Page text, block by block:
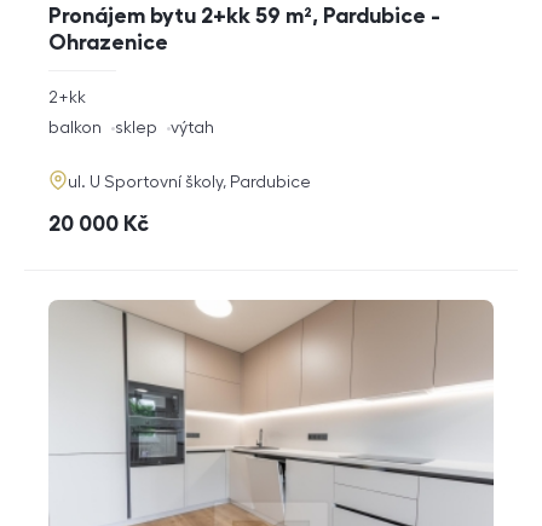
Pronájem bytu 2+kk 59 m², Pardubice -
Ohrazenice
rozměry
dispozice
2+kk
funkce
balkon sklep výtah
adresa
ul. U Sportovní školy, Pardubice
cena
20 000 Kč